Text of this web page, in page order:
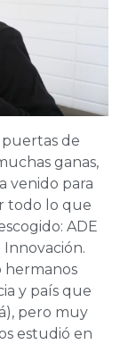
de
ganas,
venido para
todo lo que
ADE
hermanos
y país que
pero muy
estudió en